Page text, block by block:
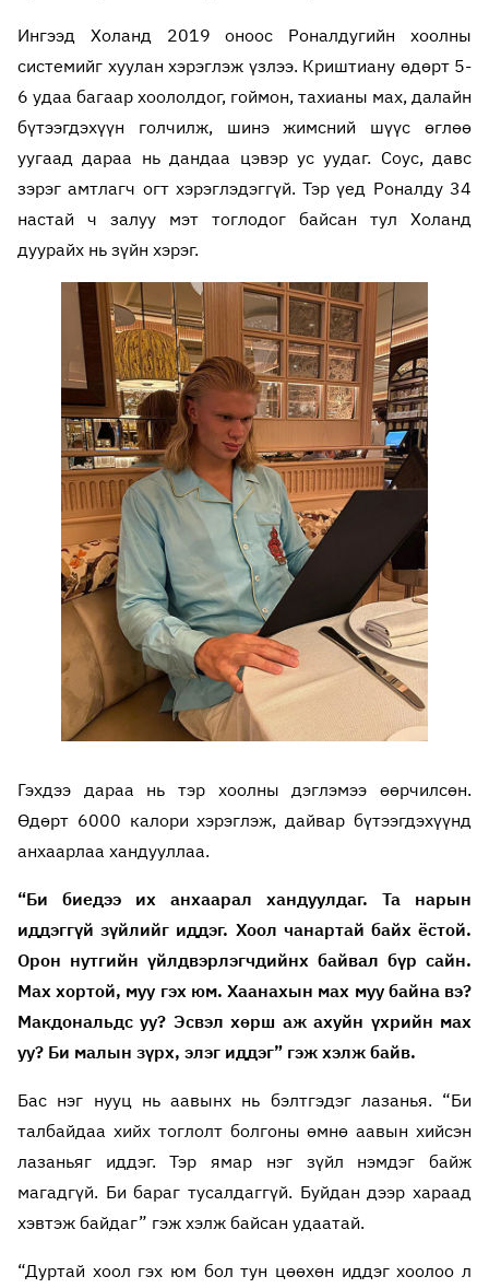
Ингээд Холанд 2019 оноос Роналдугийн хоолны
системийг хуулан хэрэглэж үзлээ. Криштиану өдөрт 5-
6 удаа багаар хоололдог, гоймон, тахианы мах, далайн
бүтээгдэхүүн голчилж, шинэ жимсний шүүс өглөө
уугаад дараа нь дандаа цэвэр ус уудаг. Соус, давс
зэрэг амтлагч огт хэрэглэдэггүй. Тэр үед Роналду 34
настай ч залуу мэт тоглодог байсан тул Холанд
дуурайх нь зүйн хэрэг.
Гэхдээ дараа нь тэр хоолны дэглэмээ өөрчилсөн.
Өдөрт 6000 калори хэрэглэж, дайвар бүтээгдэхүүнд
анхаарлаа хандууллаа.
“Би биедээ их анхаарал хандуулдаг. Та нарын
иддэггүй зүйлийг иддэг. Хоол чанартай байх ёстой.
Орон нутгийн үйлдвэрлэгчдийнх байвал бүр сайн.
Мах хортой, муу гэх юм. Хаанахын мах муу байна вэ?
Макдональдс уу? Эсвэл хөрш аж ахуйн үхрийн мах
уу? Би малын зүрх, элэг иддэг” гэж хэлж байв.
Бас нэг нууц нь аавынх нь бэлтгэдэг лазанья. “Би
талбайдаа хийх тоглолт болгоны өмнө аавын хийсэн
лазаньяг иддэг. Тэр ямар нэг зүйл нэмдэг байж
магадгүй. Би бараг тусалдаггүй. Буйдан дээр хараад
хэвтэж байдаг” гэж хэлж байсан удаатай.
“Дуртай хоол гэх юм бол тун цөөхөн иддэг хоолоо л